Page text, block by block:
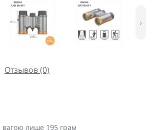
›
Отзывов (0)
вагою лише 195 грам